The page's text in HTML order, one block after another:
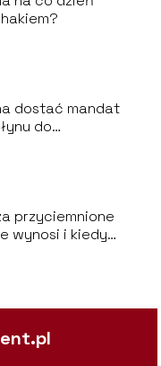
dostać mandat
do
przyciemnione
wynosi i kiedy